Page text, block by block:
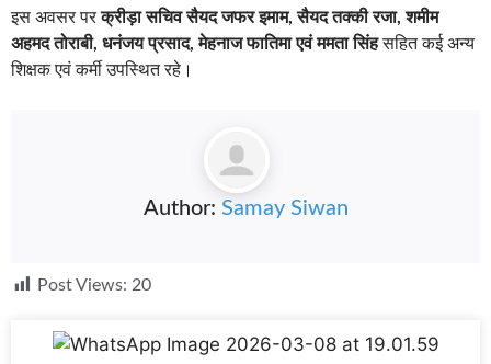
इस अवसर परक्रीड़ा सचिव सैयद जफर इमाम, सैयद तक्की रजा, शमीम
अहमद तोराबी, धनंजय प्रसाद, मेहनाज फातिमा एवं ममता सिंहसहित कई अन्य
शिक्षक एवं कर्मी उपस्थित रहे।
Author: Samay Siwan
Post Views: 20